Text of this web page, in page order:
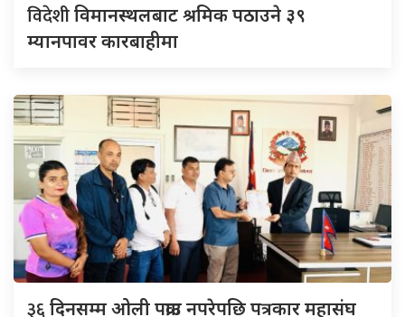
विदेशीविमानस्थलबाट श्रमिक पठाउने ३९
म्यानपावर कारबाहीमा
३६दिनसम्म ओली पक्राउ नपरेपछि पत्रकार महासंघ